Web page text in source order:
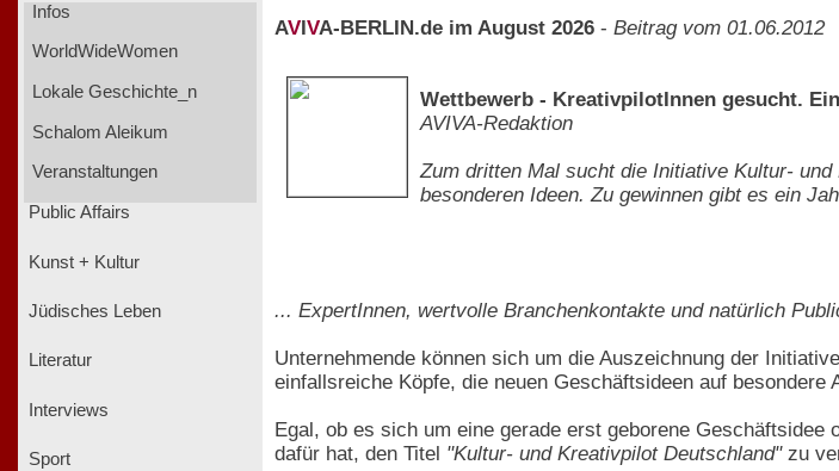
Infos
WorldWideWomen
Lokale Geschichte_n
Schalom Aleikum
Veranstaltungen
Public Affairs
Kunst + Kultur
Jüdisches Leben
Literatur
Interviews
Sport
AV VA-BERLIN.de im August 2026 - Beitrag vom 01.06.2012
Wettbewerb - KreativpilotInnen gesucht.
AVIVA-Redaktion
Zum dritten Mal sucht die Initiative Kultur-
besonderen Ideen. Zu gewinnen gibt es ein
... ExpertInnen, wertvolle Branchenkontakte und natürlich
Unternehmende können sich um die Auszeichnung der
einfallsreiche Köpfe, die neuen Geschäftsideen auf besondere
Egal, ob es sich um eine gerade erst geborene
dafür hat, den Titel "Kultur- und Kreativpilot Deutschland"zu